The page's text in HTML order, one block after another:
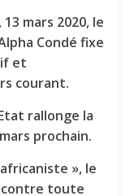
mars 2020, le
Condé fixe
et
courant.
rallonge la
prochain.
», le
contre toute